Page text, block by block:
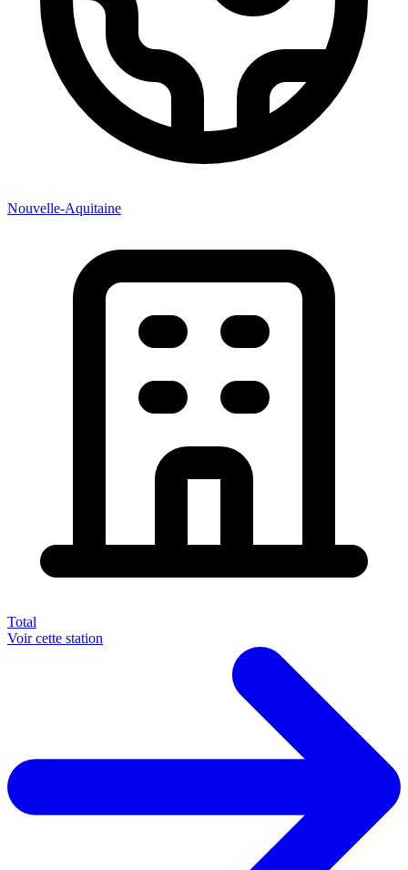
Nouvelle-Aquitaine
Total
Voir cette station